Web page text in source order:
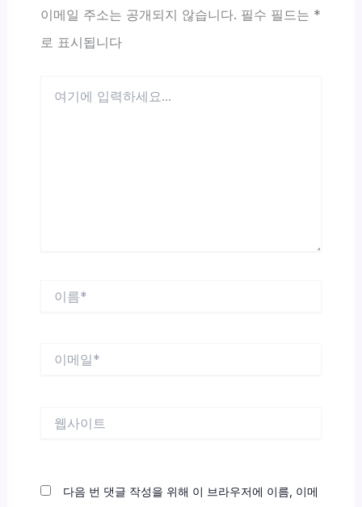
이메일 주소는 공개되지 않습니다. 필수 필드는 *
로 표시됩니다
다음 번 댓글 작성을 위해 이 브라우저에 이름, 이메